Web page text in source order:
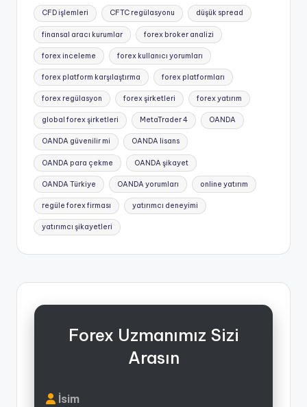
Tags:
CFD işlemleri CFTC regülasyonu düşük spread
finansal aracı kurumlar forex broker analizi
forex inceleme forex kullanıcı yorumları
forex platform karşılaştırma forex platformları
forex regülasyon forex şirketleri forex yatırım
global forex şirketleri MetaTrader 4 OANDA
OANDA güvenilir mi OANDA lisans
OANDA para çekme OANDA şikayet
OANDA Türkiye OANDA yorumları online yatırım
regüle forex firması yatırımcı deneyimi
yatırımcı şikayetleri
Forex Uzmanımız Sizi
Arasın
İsim